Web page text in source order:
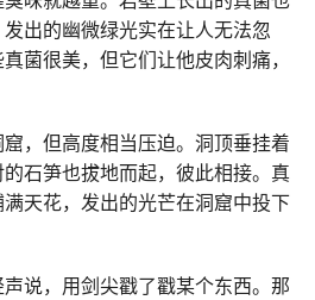
出的幽微绿光实在让人无法忽
菌很美，但它们让他皮肉刺痛，
，但高度相当压迫。洞顶垂挂着
石笋也拔地而起，彼此相接。真
天花，发出的光芒在洞窟中投下
声说，用剑尖戳了戳某个东西。那